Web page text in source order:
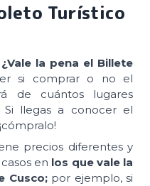
Turístico
¿Vale la pena el Billete
si comprar o no el
de cuántos lugares
Si llegas a conocer el
precios diferentes y
en los que vale la
Cusco;por ejemplo, si